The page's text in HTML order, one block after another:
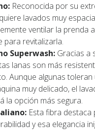
Reconocida por su
lavados muy
ventilar la prenda
para revitalizarla.
Superwash: Gracias a
lanas son más
Aunque algunas toleran
muy delicado, el
la opción más segura.
Esta fibra destaca
y esa elegancia